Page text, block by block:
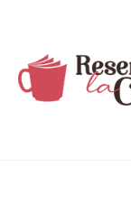
conteúdo